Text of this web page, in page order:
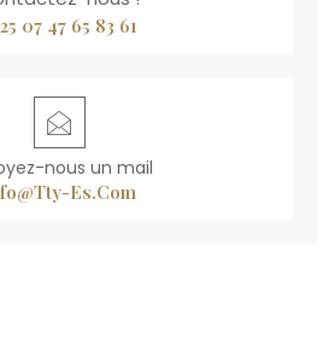
07 47 65 83 61
nous un mail
Es.com